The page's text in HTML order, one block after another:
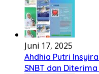
Juni 17, 2025
Ahdhia Putri Insyira
SNBT dan Diterima